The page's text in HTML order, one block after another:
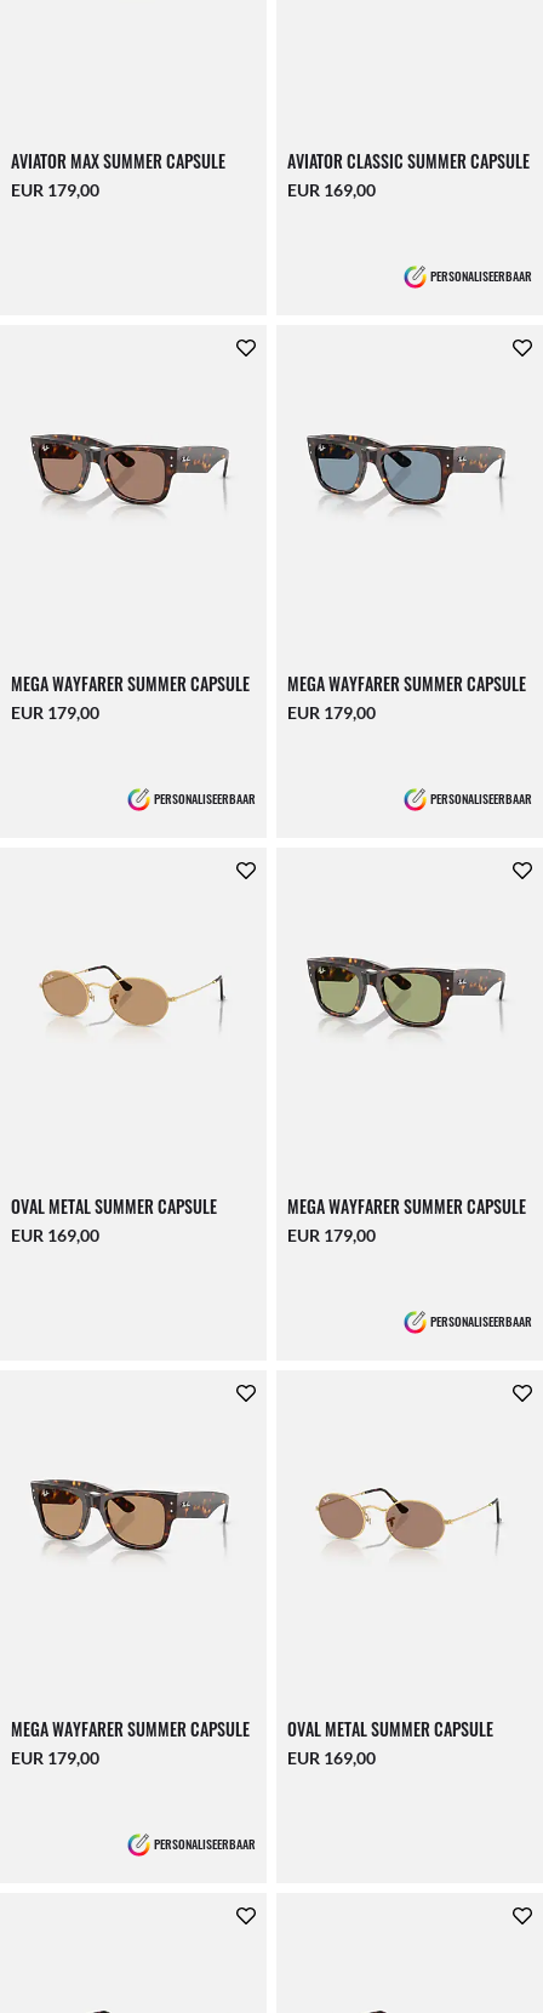
AVIATOR MAX SUMMER CAPSULE
EUR 179,00
AVIATOR CLASSIC SUMMER CAPSULE
EUR 169,00
PERSONALISEERBAAR
MEGA WAYFARER SUMMER CAPSULE
EUR 179,00
PERSONALISEERBAAR
MEGA WAYFARER SUMMER CAPSULE
EUR 179,00
PERSONALISEERBAAR
OVAL METAL SUMMER CAPSULE
EUR 169,00
MEGA WAYFARER SUMMER CAPSULE
EUR 179,00
PERSONALISEERBAAR
MEGA WAYFARER SUMMER CAPSULE
EUR 179,00
PERSONALISEERBAAR
OVAL METAL SUMMER CAPSULE
EUR 169,00